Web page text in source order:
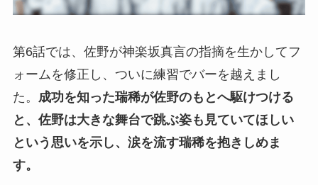
第6話では、佐野が神楽坂真言の指摘を生かしてフ
ォームを修正し、ついに練習でバーを越えまし
た。 成功を知った瑞稀が佐野のもとへ駆けつける
と、佐野は大きな舞台で跳ぶ姿も見ていてほしい
という思いを示し、涙を流す瑞稀を抱きしめま
す。